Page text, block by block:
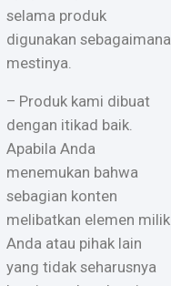
selama produk
digunakan sebagaimana
mestinya.
– Produk kami dibuat
dengan itikad baik.
Apabila Anda
menemukan bahwa
sebagian konten
melibatkan elemen milik
Anda atau pihak lain
yang tidak seharusnya